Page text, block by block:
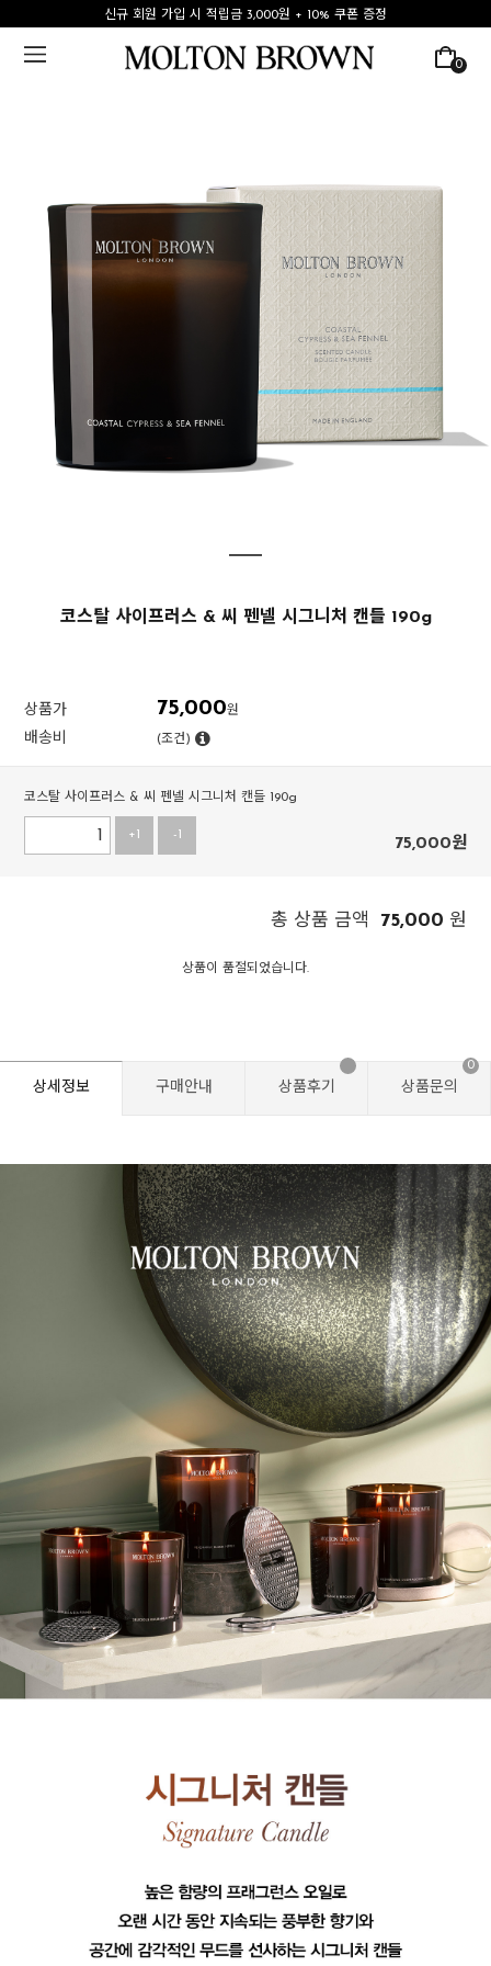
신규 회원 가입 시 적립금 3,000원 + 10% 쿠폰 증정
0
코스탈 사이프러스 & 씨 펜넬 시그니처 캔들 190g
상품가 75,000원
배송비 (조건)
코스탈 사이프러스 & 씨 펜넬 시그니처 캔들 190g
+1 -1 75,000원
총 상품 금액 75,000 원
상품이 품절되었습니다.
상세정보 구매안내 상품후기 상품문의
0